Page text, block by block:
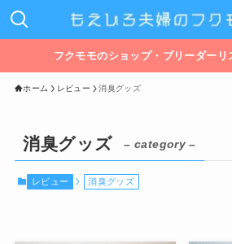
フクモモのショップ・ブリーダーリ
ホーム レビュー 消臭グッズ
消臭グッズ – category –
レビュー 消臭グッズ